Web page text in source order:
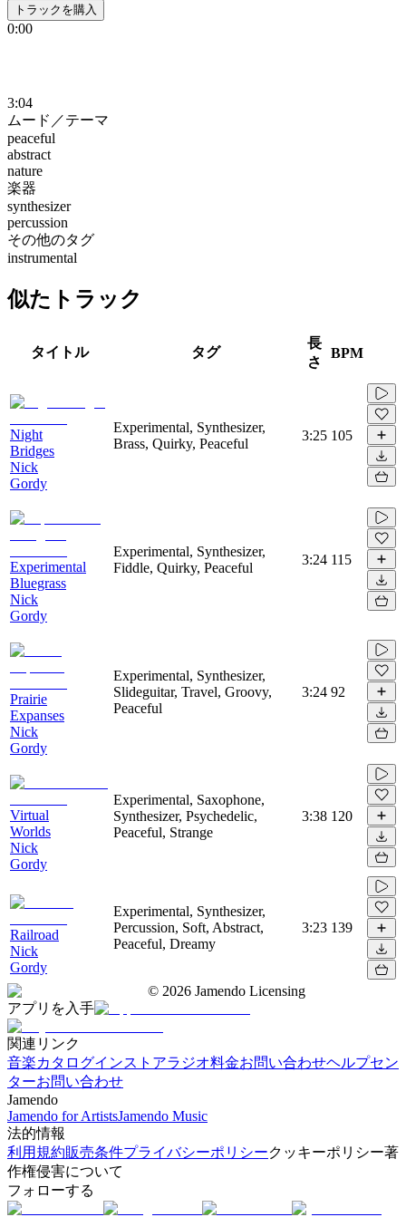
トラックを購入
0:00
3:04
ムード／テーマ
peaceful
abstract
nature
楽器
synthesizer
percussion
その他のタグ
instrumental
似たトラック
タイトル タグ
長
さ
BPM
Night
Bridges
Nick
Gordy
Experimental, Synthesizer,
Brass, Quirky, Peaceful
3:25 105
Experimental
Bluegrass
Nick
Gordy
Experimental, Synthesizer,
Fiddle, Quirky, Peaceful
3:24 115
Prairie
Expanses
Nick
Gordy
Experimental, Synthesizer,
Slideguitar, Travel, Groovy,
Peaceful
3:24 92
Virtual
Worlds
Nick
Gordy
Experimental, Saxophone,
Synthesizer, Psychedelic,
Peaceful, Strange
3:38 120
Railroad
Nick
Gordy
Experimental, Synthesizer,
Percussion, Soft, Abstract,
Peaceful, Dreamy
3:23 139
© 2026 Jamendo Licensing
アプリを入手
関連リンク
音楽カタログインストアラジオ料金お問い合わせヘルプセン
ターお問い合わせ
Jamendo
Jamendo for ArtistsJamendo Music
法的情報
利用規約販売条件プライバシーポリシークッキーポリシー著
作権侵害について
フォローする